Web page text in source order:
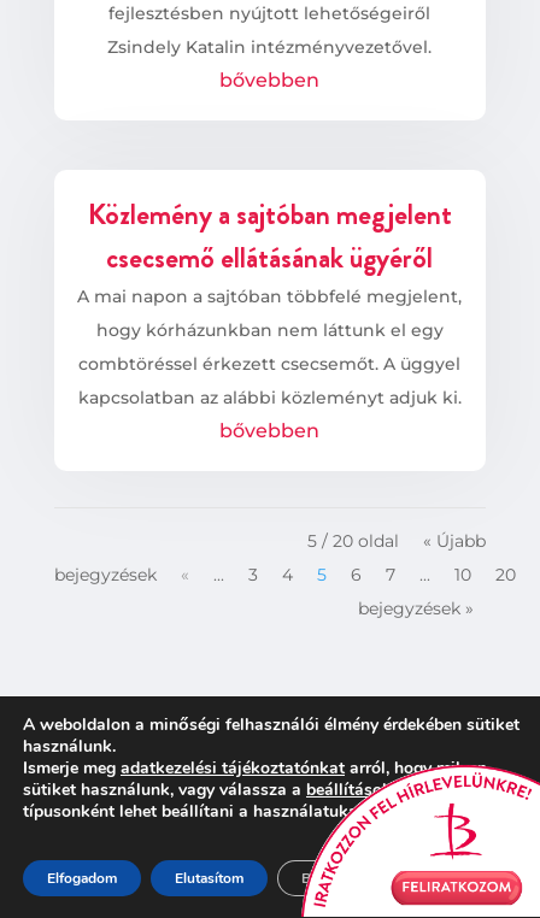
fejlesztésben nyújtott lehetőségeiről
Zsindely Katalin intézményvezetővel.
bővebben
Közlemény a sajtóban megjelent
csecsemő ellátásának ügyéről
A mai napon a sajtóban többfelé megjelent,
hogy kórházunkban nem láttunk el egy
combtöréssel érkezett csecsemőt. A üggyel
kapcsolatban az alábbi közleményt adjuk ki.
bővebben
5 / 20 oldal
« Újabb
bejegyzések
« ... 3 4 5 6 7 ... 10 20
bejegyzések »
…
HASZNOS LINKEK
Hírlevél feliratkozás
Területi ellátás
A weboldalon a minőségi felhasználói élmény érdekében sütiket
használunk.
Ismerje meg adatkezelési tájékoztatónkat arról, hogy milyen
sütiket használunk, vagy válassza a beállításokrészt, ahol
típusonként lehet beállítani a használatukat.
Elfogadom Elutasítom Beállítások